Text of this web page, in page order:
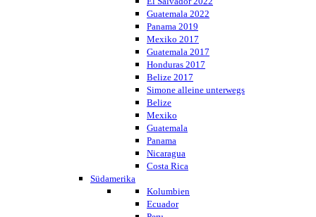
Guatemala 2022
Panama 2019
Mexiko 2017
Guatemala 2017
Honduras 2017
Belize 2017
Simone alleine unterwegs
Belize
Mexiko
Guatemala
Panama
Nicaragua
Costa Rica
Südamerika
Kolumbien
Ecuador